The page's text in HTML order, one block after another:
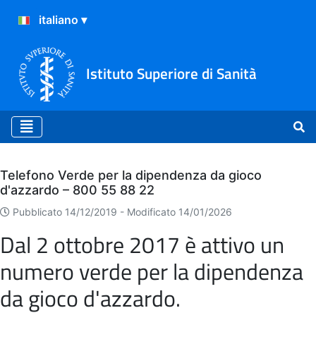
Istituto Superiore di Sanità
Archivio
Telefono Verde per la dipendenza da gioco
d'azzardo – 800 55 88 22
Pubblicato 14/12/2019 - Modificato 14/01/2026
Dal 2 ottobre 2017 è attivo un
numero verde per la dipendenza
da gioco d'azzardo.